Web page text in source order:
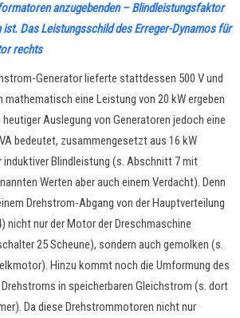
anzugebenden – Blindleistungsfaktor
Das Leistungsschild des Erreger-Dynamos für
rechts
Generator lieferte stattdessen 500 V und
mathematisch eine Leistung von 20 kW ergeben
Auslegung von Generatoren jedoch eine
bedeutet, zusammengesetzt aus 16 kW
induktiver Blindleistung (s. Abschnitt 7 mit
Werten aber auch einem Verdacht). Denn
Drehstrom-Abgang von der Hauptverteilung
nicht nur der Motor der Dreschmaschine
25 Scheune), sondern auch gemolken (s.
Hinzu kommt noch die Umformung des
in speicherbaren Gleichstrom (s. dort
Da diese Drehstrommotoren nicht nur